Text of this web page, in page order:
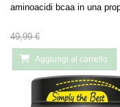
aminoacidi bcaa in una
49,99 €
Aggiungi al carrello